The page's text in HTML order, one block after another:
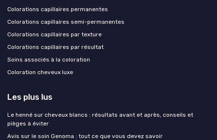
Colorations capillaires permanentes
Colorations capillaires semi-permanentes
Colorations capillaires par texture
Colorations capillaires par résultat
Soins associés à la coloration
Coloration cheveux luxe
Les plus lus
Le henné sur cheveux blancs : résultats avant et après, conseils et
pièges à éviter
Avis sur le soin Genoma : tout ce que vous devez savoir